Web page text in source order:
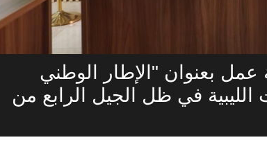
بعنوان "الإطار الوطني
الليبية في ظل الجيل الرابع من